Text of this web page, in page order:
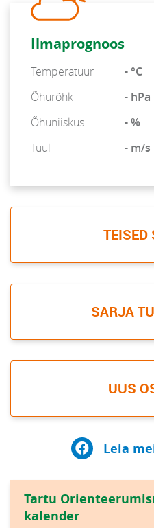
Ilmaprognoos
Temperatuur
- °C
Õhurõhk
- hPa
Õhuniiskus
- %
Tuul
- m/s
TEISED
SARJA
UUS
Leia
Tartu
kalender